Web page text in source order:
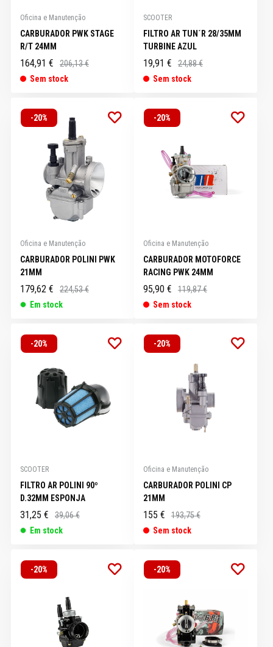
Oficina e Manutenção
CARBURADOR PWK STAGE
R/T 24MM
164,91 €
206,13 €
Sem stock
SCOOTER
FILTRO AR TUN´R 28/35MM
TURBINE AZUL
19,91 €
24,88 €
Sem stock
-20%
Oficina e Manutenção
CARBURADOR POLINI PWK
21MM
179,62 €
224,53 €
Em stock
-20%
Oficina e Manutenção
CARBURADOR MOTOFORCE
RACING PWK 24MM
95,90 €
119,87 €
Sem stock
-20%
SCOOTER
FILTRO AR POLINI 90º
D.32MM ESPONJA
31,25 €
39,06 €
Em stock
-20%
Oficina e Manutenção
CARBURADOR POLINI CP
21MM
155 €
193,75 €
Sem stock
-20% -20%